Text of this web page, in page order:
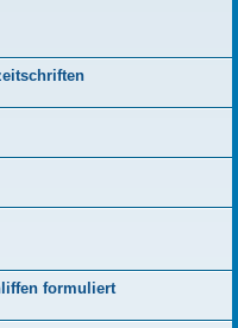
formuliert